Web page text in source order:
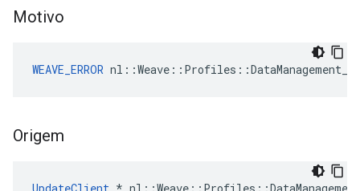
Motivo
WEAVE_ERROR
Origem